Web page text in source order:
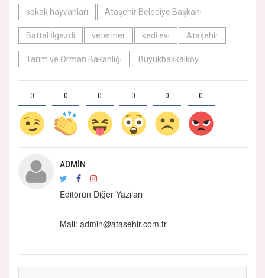
sokak hayvanları Ataşehir Belediye Başkanı
Battal İlgezdi veteriner kedi evi Ataşehir
Tarım ve Orman Bakanlığı Büyükbakkalköy
0 0 0 0 0 0
ADMIN
Editörün Diğer Yazıları
Mail: admin@atasehir.com.tr